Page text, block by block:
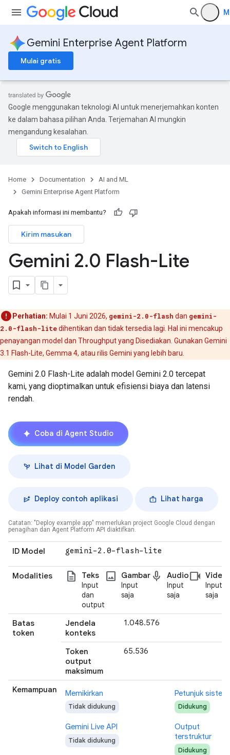
Gemini Enterprise Agent Platform
Mulai gratis
Google menggunakan teknologi AI untuk menerjemahkan konten
ke dalam bahasa pilihan Anda. Terjemahan AI mungkin
mengandung kesalahan.
Home Documentation
AI and ML
Gemini Enterprise Agent Platform
Apakah informasi ini membantu?
Kirim masukan
Gemini 2.0 Flash-Lite
Perhatian: Mulai 1 Juni 2026, gemini-2.0-flash dan gemini-
2.0-flash-litedihentikan dan tidak tersedia lagi. Hal ini mencakup
penayangan model dan Throughput yang Disediakan. Gunakan Gemini
3.1 Flash-Lite, Gemma 4, atau rilis Gemini yang lebih baru.
Gemini 2.0 Flash-Lite adalah model Gemini 2.0 tercepat
kami, yang dioptimalkan untuk efisiensi biaya dan latensi
rendah.
Coba di Agent Studio
Lihat di Model Garden
Deploy contoh aplikasi Lihat harga
Catatan: "Deploy example app" memerlukan project Google Cloud dengan
penagihan dan Agent Platform API diaktifkan.
ID Model gemini-2 . 0-flash-lite
Modalities description Teks
Input
dan
output
photo Gambar
Input
saja
mic Audio
Input
saja
videocam Video
Input
saja
Batas
token
Jendela
konteks
1.048.576
Token
output
maksimum
65.536
Kemampuan Memikirkan
Tidak didukung
Petunjuk sistem
Didukung
Gemini Live API
Tidak didukung
Output
terstruktur
Didukung